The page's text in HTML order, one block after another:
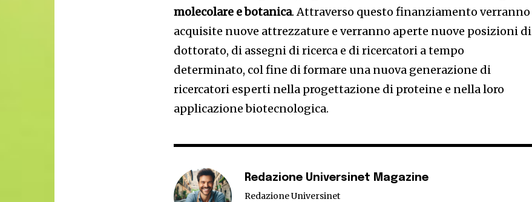
molecolare e botanica. Attraverso questo finanziamento verranno
acquisite nuove attrezzature e verranno aperte nuove posizioni di
dottorato, di assegni di ricerca e di ricercatori a tempo
determinato, col fine di formare una nuova generazione di
ricercatori esperti nella progettazione di proteine e nella loro
applicazione biotecnologica.
Redazione Universinet Magazine
Redazione Universinet